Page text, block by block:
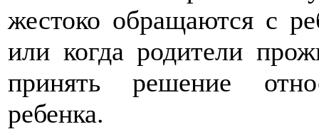
жестоко обращаются с
или когда родители
принять решение
ребенка.